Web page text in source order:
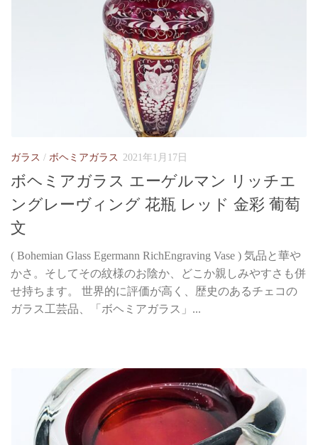
ガラス / ボヘミアガラス 2021年1月17日
ボヘミアガラス エーゲルマン リッチエ
ングレーヴィング 花瓶 レッド 金彩 葡萄
文
( Bohemian Glass Egermann RichEngraving Vase ) 気品と華や
かさ。そしてその紋様のお陰か、どこか親しみやすさも併
せ持ちます。 世界的に評価が高く、歴史のあるチェコの
ガラス工芸品、「ボヘミアガラス」...